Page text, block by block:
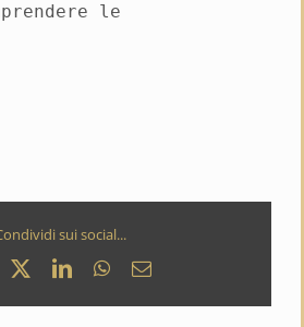
le
sui social...
X LinkedInWhatsApp
Email